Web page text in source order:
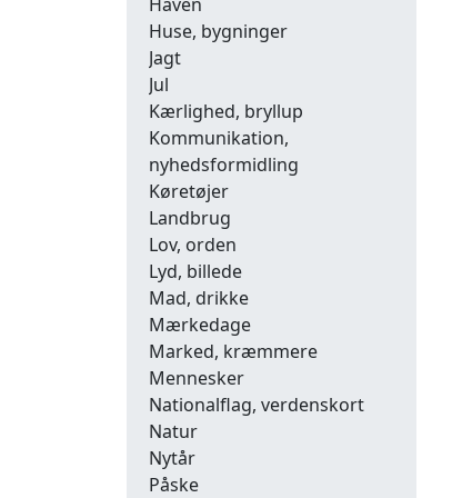
Huse, bygninger
Jagt
Jul
Kærlighed, bryllup
Kommunikation,
nyhedsformidling
Køretøjer
Landbrug
Lov, orden
Lyd, billede
Mad, drikke
Mærkedage
Marked, kræmmere
Mennesker
Nationalflag, verdenskort
Natur
Nytår
Påske